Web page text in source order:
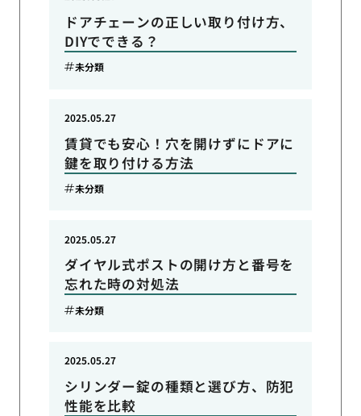
ドアチェーンの正しい取り付け方、
DIYでできる？
未分類
賃貸でも安心！穴を開けずにドアに
鍵を取り付ける方法
2025.05.27
未分類
ダイヤル式ポストの開け方と番号を
忘れた時の対処法
2025.05.27
未分類
シリンダー錠の種類と選び方、防犯
性能を比較
2025.05.27